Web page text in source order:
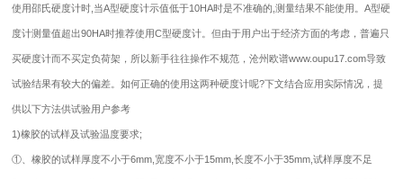
使用邵氏硬度计时,当A型硬度计示值低于10HA时是不准确的,测量结果不能使用。A型硬
度计测量值超出90HA时推荐使用C型硬度计。但由于用户出于经济方面的考虑，普遍只
买硬度计而不买定负荷架，所以新手往往操作不规范，沧州欧谱www.oupu17.com导致
试验结果有较大的偏差。如何正确的使用这两种硬度计呢?下文结合应用实际情况，提
供以下方法供试验用户参考
1)橡胶的试样及试验温度要求;
①、橡胶的试样厚度不小于6mm,宽度不小于15mm,长度不小于35mm,试样厚度不足